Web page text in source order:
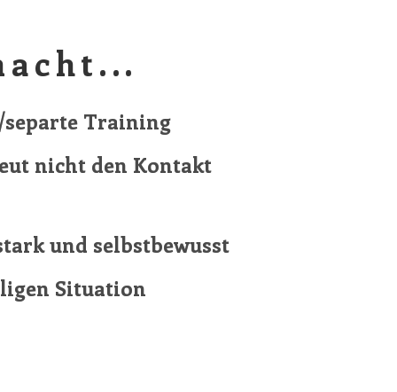
Training
nicht den Kontakt
und selbstbewusst
Situation